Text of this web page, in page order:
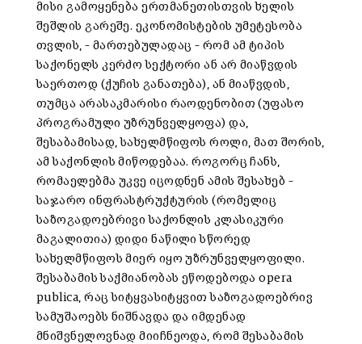
მისი გამოყენება ერთმანეთისთვის ხელის
შეშლის გარეშე. ეკონომისტების უმეტესობა
თვლის, – მართებულადაც – რომ ამ ტიპის
საქონელს კერძო სექტორი ან არ მიაწვდის
საერთოდ (ქუჩის განათება), ან მიაწვდის,
თუმცა არასაკმარისი რაოდენობით (უფასო
პროგრამული უზრუნველყოფა) და,
შესაბამისად, სახელმწიფოს როლი, მათ შორის,
ამ საქონლის მიწოდებაა. როგორც ჩანს,
რომაელებმა უკვე იცოდნენ ამის შესახებ –
საჯარო ინფრასტრუქტურის (რომელიც
საზოგადოებრივი საქონლის კლასიკური
მაგალითია) დიდი ნაწილი სწორედ
სახელმწიფოს მიერ იყო უზრუნველყოფილი.
შესაბამის საქმიანობას ეწოდებოდა opera
publica, რაც სიტყვასიტყვით საზოგადოებრივ
სამუშაოებს ნიშნავდა და იმდენად
მნიშვნელოვნად მიიჩნეოდა, რომ შესაბამის